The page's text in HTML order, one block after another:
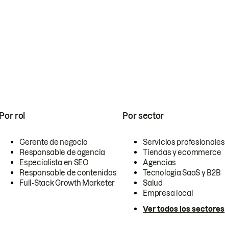
Por rol
Gerente de negocio
Responsable de agencia
Especialista en SEO
Responsable de contenidos
Full-Stack Growth Marketer
Por sector
Servicios profesionales
Tiendas y ecommerce
Agencias
Tecnología SaaS y B2B
Salud
Empresa local
Ver todos los sectores